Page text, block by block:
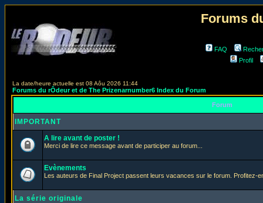
Forums
FAQ
Profil
La date/heure actuelle est 08 Aôu 2026 11:44
Forums du rÔdeur et de The Prizenarnumber6 Index du Forum
Forum
IMPORTANT
A lire avant de poster !
Merci de lire ce message avant de participer au forum...
Evènements
Les auteurs de Final Project passent leurs vacances sur le forum. Profitez-
La série originale